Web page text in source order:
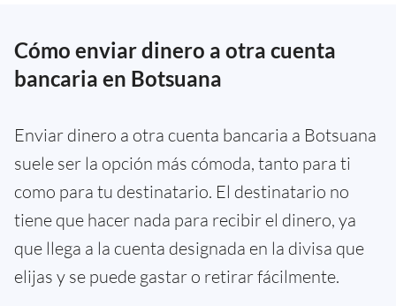
Cómo enviar dinero a otra cuenta
bancaria en Botsuana
Enviar dinero a otra cuenta bancaria a Botsuana
suele ser la opción más cómoda, tanto para ti
como para tu destinatario. El destinatario no
tiene que hacer nada para recibir el dinero, ya
que llega a la cuenta designada en la divisa que
elijas y se puede gastar o retirar fácilmente.